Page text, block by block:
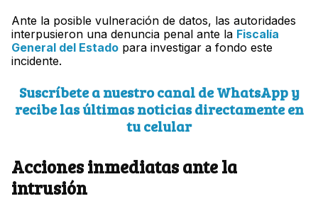
Ante la posible vulneración de datos, las autoridades
interpusieron una denuncia penal ante la Fiscalía
General del Estado para investigar a fondo este
incidente.
Suscríbete a nuestro canal de WhatsApp y
recibe las últimas noticias directamente en
tu celular
Acciones inmediatas ante la
intrusión